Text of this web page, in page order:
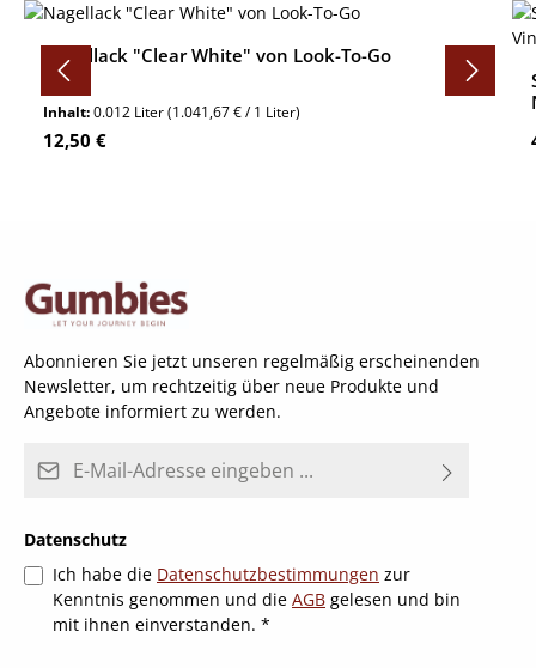
Nagellack "Clear White" von Look-To-Go
Inhalt:0.012 Liter(1.041,67 € / 1 Liter)
Regulärer Preis:
12,50 €
Abonnieren Sie jetzt unseren regelmäßig erscheinenden
Newsletter, um rechtzeitig über neue Produkte und
Angebote informiert zu werden.
Datenschutz
Ich habe die Datenschutzbestimmungen zur
Kenntnis genommen und die AGB gelesen und bin
mit ihnen einverstanden. *